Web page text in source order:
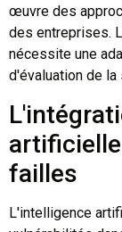
œuvre des
des entreprises.
nécessite une
d'évaluation de la
failles
L'intelligence